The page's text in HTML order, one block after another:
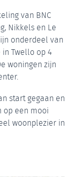
van BNC
Nikkels en Le
onderdeel van
Twello op 4
woningen zijn
start gegaan en
op een mooi
woonplezier in